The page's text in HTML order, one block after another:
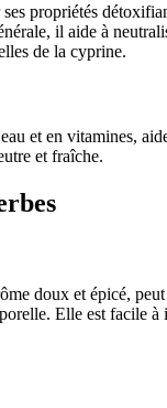
propriétés
il aide à
de la cyprine.
et en vitamines,
et fraîche.
doux et épicé,
Elle est facile à